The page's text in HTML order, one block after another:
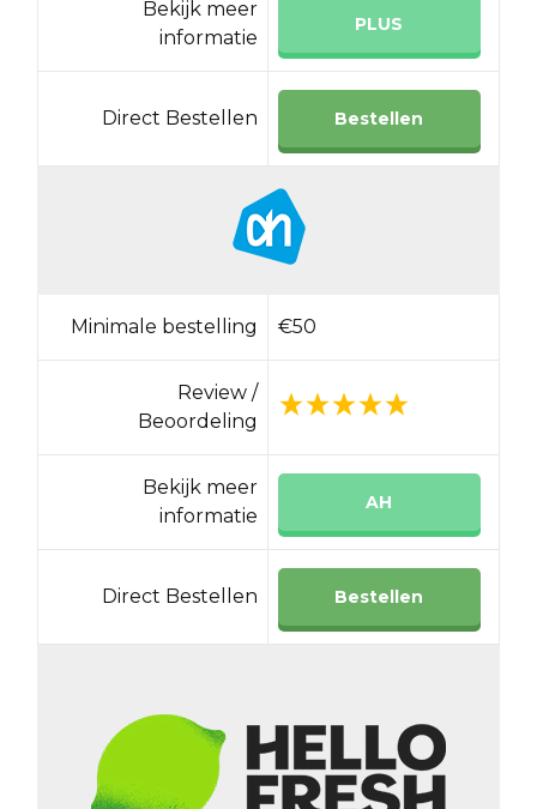
Bekijk meer
informatie
PLUS
Direct Bestellen Bestellen
Minimale bestelling €50
Review /
Beoordeling
Bekijk meer
informatie
AH
Direct Bestellen Bestellen